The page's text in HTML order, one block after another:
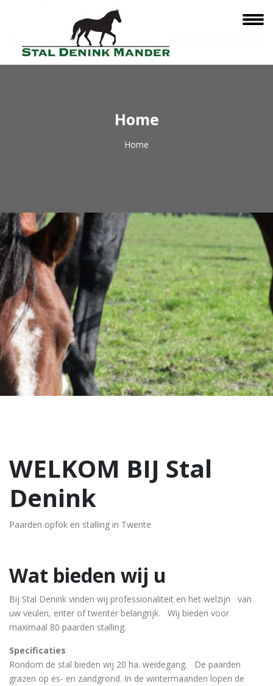
Home
Home
WELKOM BIJ Stal
Denink
Paarden opfok en stalling in Twente
Wat bieden wij u
Bij Stal Denink vinden wij professionaliteit en het welzijn van
uw veulen, enter of twenter belangrijk. Wij bieden voor
maximaal 80 paarden stalling.
Specificaties
Rondom de stal bieden wij 20 ha. weidegang. De paarden
grazen op es- en zandgrond. In de wintermaanden lopen de